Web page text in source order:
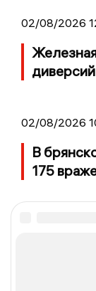
02/08/2026
02/08/2026
В
175